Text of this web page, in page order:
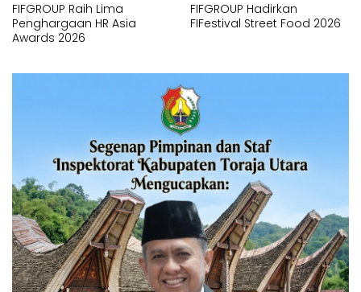
FIFGROUP Raih Lima
Penghargaan HR Asia
Awards 2026
FIFGROUP Hadirkan
FIFestival Street Food 2026